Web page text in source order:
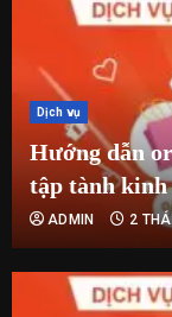
Dịch vụ
Hướng dẫn
tập tành kinh
ADMIN 2